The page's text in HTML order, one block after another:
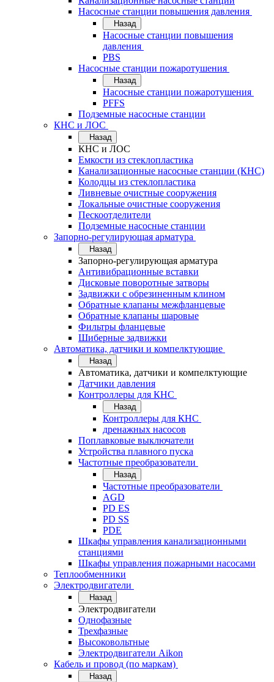
Насосные станции повышения давления
Назад
Насосные станции повышения
давления
PBS
Насосные станции пожаротушения
Назад
Насосные станции пожаротушения
PFFS
Подземные насосные станции
КНС и ЛОС
Назад
КНС и ЛОС
Емкости из стеклопластика
Канализационные насосные станции (КНС)
Колодцы из стеклопластика
Ливневые очистные сооружения
Локальные очистные сооружения
Пескоотделители
Подземные насосные станции
Запорно-регулирующая арматура
Назад
Запорно-регулирующая арматура
Антивибрационные вставки
Дисковые поворотные затворы
Задвижки с обрезиненным клином
Обратные клапаны межфланцевые
Обратные клапаны шаровые
Фильтры фланцевые
Шиберные задвижки
Автоматика, датчики и компелктующие
Назад
Автоматика, датчики и компелктующие
Датчики давления
Контроллеры для КНС
Назад
Контроллеры для КНС
дренажных насосов
Поплавковые выключатели
Устройства плавного пуска
Частотные преобразователи
Назад
Частотные преобразователи
AGD
PD ES
PD SS
PDE
Шкафы управления канализационными
станциями
Шкафы управления пожарными насосами
Теплообменники
Электродвигатели
Назад
Электродвигатели
Однофазные
Трехфазные
Высоковольтные
Электродвигатели Aikon
Кабель и провод (по маркам)
Назад